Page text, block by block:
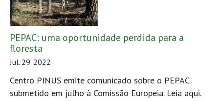
PEPAC: uma oportunidade perdida para a
floresta
Jul. 29. 2022
Centro PINUS emite comunicado sobre o PEPAC
submetido em julho à Comissão Europeia. Leia aqui.